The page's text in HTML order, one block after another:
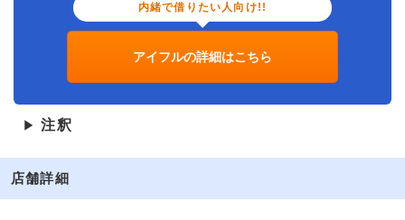
内緒で借りたい人向け!!
アイフルの詳細はこちら
▶ 注釈
店舗詳細